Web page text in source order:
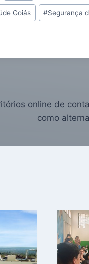
Goiás #Segurança
online de
como